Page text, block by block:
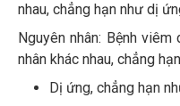
nhau, chẳng hạn như dị
Nguyên nhân: Bệnh
nhân khác nhau, chẳng
Dị ứng, chẳng hạn